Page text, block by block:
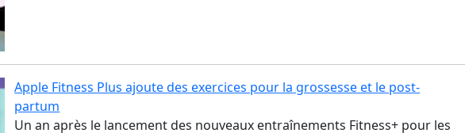
Apple Fitness Plus ajoute des exercices pour la grossesse et le post-
partum
Un an après le lancement des nouveaux entraînements Fitness+ pour les